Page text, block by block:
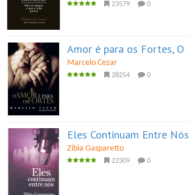
23579 0
Amor é para os Fortes, O
Marcelo Cezar
28254 0
Eles Continuam Entre Nós
Zibia Gasparetto
22309 0